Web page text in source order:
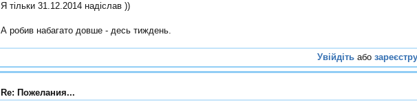
Я тільки 31.12.2014 надіслав ))
А робив набагато довше - десь тиждень.
Увійдіть або
Re: Пожелания...